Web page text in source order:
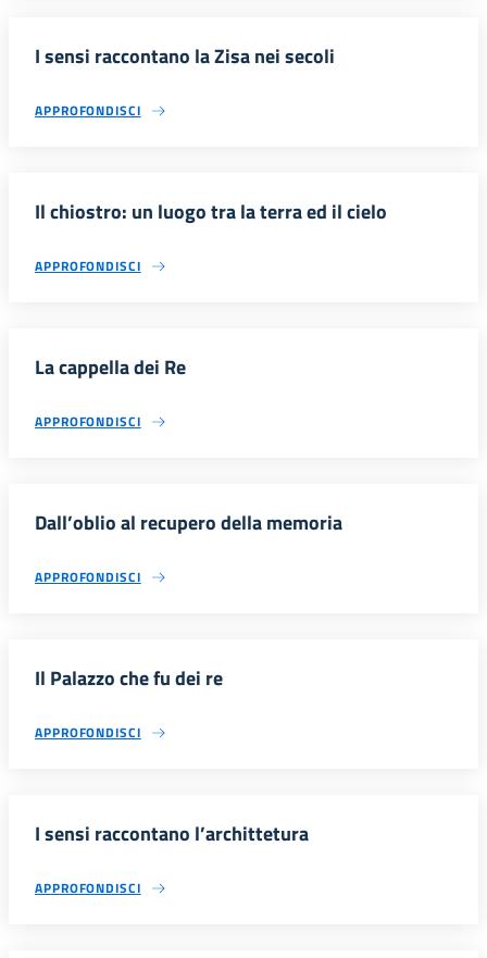
I sensi raccontano la Zisa nei secoli
APPROFONDISCI
Il chiostro: un luogo tra la terra ed il cielo
APPROFONDISCI
La cappella dei Re
APPROFONDISCI
Dall’oblio al recupero della memoria
APPROFONDISCI
Il Palazzo che fu dei re
APPROFONDISCI
I sensi raccontano l’archittetura
APPROFONDISCI